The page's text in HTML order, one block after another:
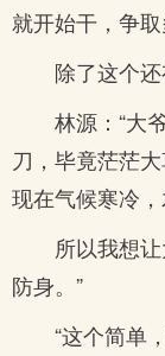
就开始干，争取
除了这个
林源：“大
刀，毕竟茫茫
现在气候寒冷，
所以我想
防身。”
“这个简单